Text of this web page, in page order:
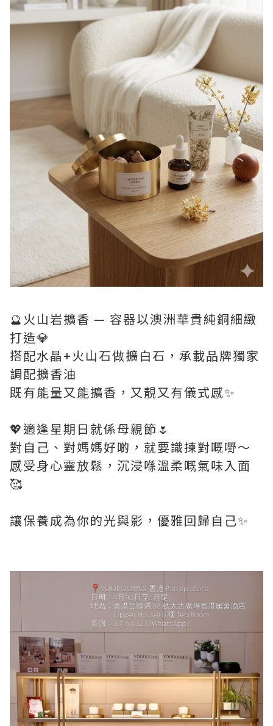
🔮火山岩擴香 — 容器以澳洲華貴純銅細緻
打造💎
搭配水晶+火山石做擴白石，承載品牌獨家
調配擴香油
既有能量又能擴香，又靚又有儀式感✨
💖適逢星期日就係母親節🌷
對自己、對媽媽好啲，就要識揀對嘅嘢～
感受身心靈放鬆，沉浸喺溫柔嘅氣味入面
🥰
讓保養成為你的光與影，優雅回歸自己✨